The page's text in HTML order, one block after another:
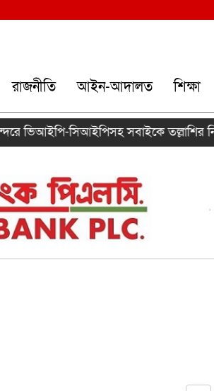
রাজনীতি আইন-আদালত শিক্ষা
ভিআইপি-সিআইপিসহ সবাইকে তল্লাশির নির্দেশ